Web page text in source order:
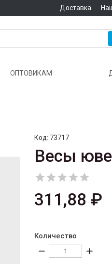
Доставка
ОПТОВИКАМ
Код: 73717
Весы

311,88 ₽
Количество
remove add